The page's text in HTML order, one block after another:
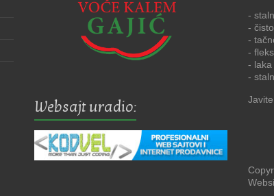
Websajt uradio:
-
-
-
-
- laka
-